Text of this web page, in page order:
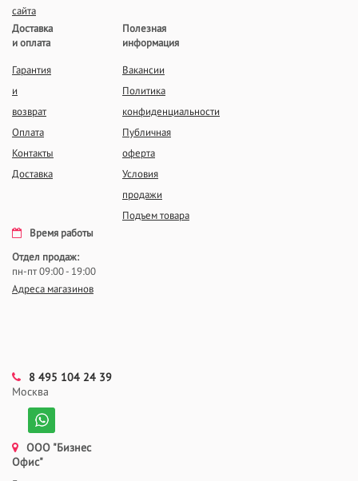
сайта
Доставка
и оплата
Гарантия
и
возврат
Оплата
Контакты
Доставка
Полезная
информация
Вакансии
Политика
конфиденциальности
Публичная
оферта
Условия
продажи
Подъем товара
Время работы
Отдел продаж:
пн-пт 09:00 - 19:00
Адреса магазинов
8 495 104 24 39
Москва
ООО "Бизнес
Офис"